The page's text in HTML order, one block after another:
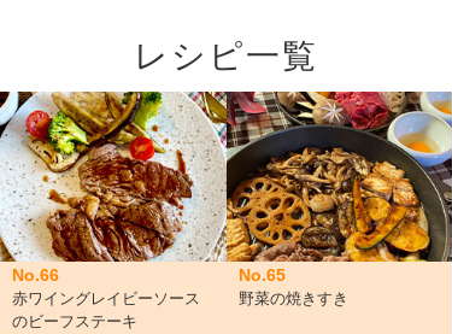
レシピ一覧
No.66
赤ワイングレイビーソース
のビーフステーキ
No.65
野菜の焼きすき